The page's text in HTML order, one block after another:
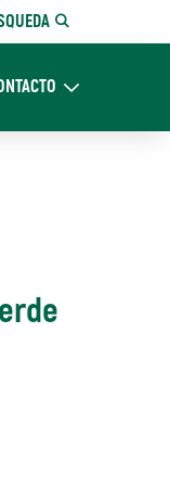
Expand CONTACTO